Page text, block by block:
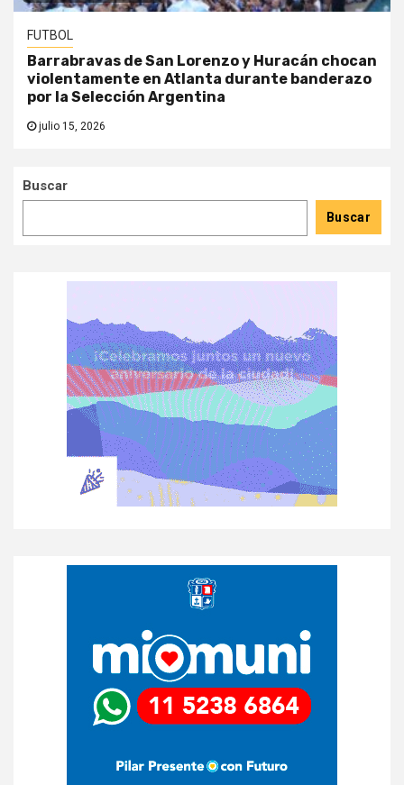
FUTBOL
Barrabravas de San Lorenzo y Huracán chocan
violentamente en Atlanta durante banderazo
por la Selección Argentina
julio 15, 2026
Buscar
Buscar